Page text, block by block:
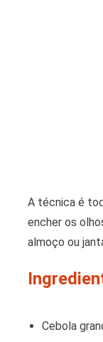
A técnica é
encher os
almoço ou
Cebola